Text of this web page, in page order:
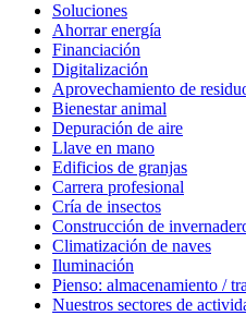
Soluciones
Ahorrar energía
Financiación
Digitalización
Aprovechamiento de
Bienestar animal
Depuración de aire
Llave en mano
Edificios de granjas
Carrera profesional
Cría de insectos
Construcción de
Climatización de naves
Iluminación
Pienso: almacenamiento /
Nuestros sectores de